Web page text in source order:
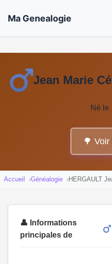
Ma Genealogie
Jean Marie
Né le
🌳
Accueil Généalogie HERGAULT
👤 Informations
principales de